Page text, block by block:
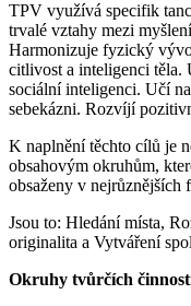
TPV využívá specifik
trvalé vztahy mezi
Harmonizuje fyzický
citlivost a inteligenci
sociální inteligenci. Učí
sebekázni. Rozvíjí
K naplnění těchto cílů je
obsahovým okruhům,
obsaženy v nejrůznějších
Jsou to: Hledání místa,
originalita a Vytváření
Okruhy tvůrčích